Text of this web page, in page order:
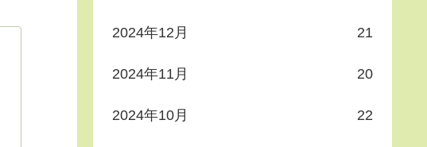
2024年12月 21
2024年11月 20
2024年10月 22